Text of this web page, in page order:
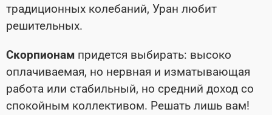
традиционных колебаний, Уран любит
решительных.
Скорпионам придется выбирать: высоко
оплачиваемая, но нервная и изматывающая
работа или стабильный, но средний доход со
спокойным коллективом. Решать лишь вам!